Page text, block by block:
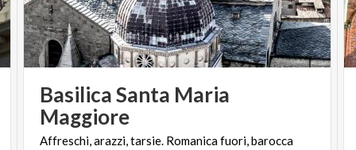
Basilica Santa Maria
Maggiore
Affreschi, arazzi, tarsie. Romanica fuori, barocca